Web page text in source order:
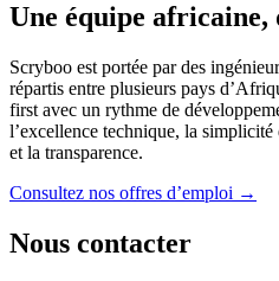
Une équipe africaine,
Scryboo est portée par des
répartis entre plusieurs pays
first avec un rythme de
l’excellence technique, la
et la transparence.
Consultez nos offres d’emploi →
Nous contacter